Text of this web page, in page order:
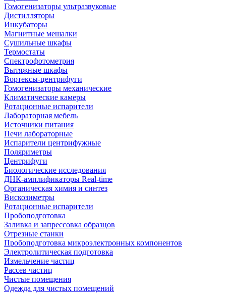
Гомогенизаторы ультразвуковые
Дистилляторы
Инкубаторы
Магнитные мешалки
Сушильные шкафы
Термостаты
Спектрофотометрия
Вытяжные шкафы
Вортексы-центрифуги
Гомогенизаторы механические
Климатические камеры
Ротационные испарители
Лабораторная мебель
Источники питания
Печи лабораторные
Испарители центрифужные
Поляриметры
Центрифуги
Биологические исследования
ДНК-амплификаторы Real-time
Органическая химия и синтез
Вискозиметры
Ротационные испарители
Пробоподготовка
Заливка и запрессовка образцов
Отрезные станки
Пробоподготовка микроэлектронных компонентов
Электролитическая подготовка
Измельчение частиц
Рассев частиц
Чистые помещения
Одежда для чистых помещений